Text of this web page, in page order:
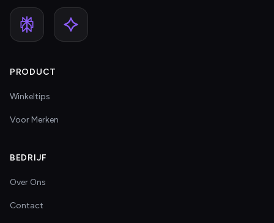
PRODUCT
Winkeltips
Voor Merken
BEDRIJF
Over Ons
Contact